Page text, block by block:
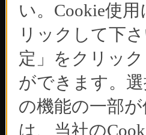
い。Cookie使
リックして下
定」をクリッ
ができます。
の機能の一部
は、当社の